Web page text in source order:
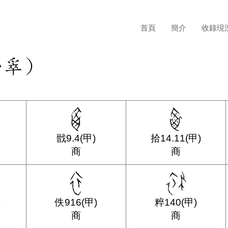
首頁 簡介 收錄現
戩9.4(甲)
商
拾14.11(甲)
商
佚916(甲)
商
粹140(甲)
商